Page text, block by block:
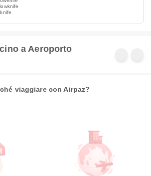
a Aeroporto
viaggiare con Airpaz?